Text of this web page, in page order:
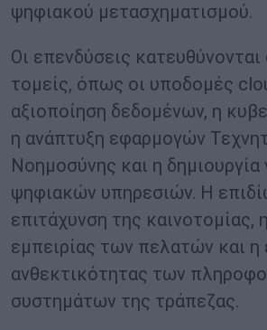
ψηφιακού μετασχηματισμού.
Οι επενδύσεις κατευθύνονται
τομείς, όπως οι υποδομές
αξιοποίηση δεδομένων, η
η ανάπτυξη εφαρμογών
Νοημοσύνης και η δημιουργία
ψηφιακών υπηρεσιών. Η
επιτάχυνση της καινοτομίας,
εμπειρίας των πελατών και η
ανθεκτικότητας των
συστημάτων της τράπεζας.